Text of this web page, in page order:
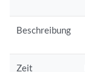
Beschreibung
Zeit